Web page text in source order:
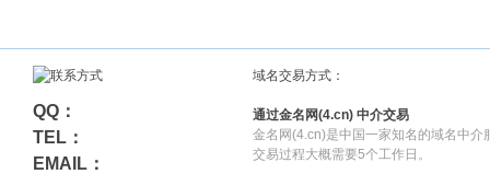
QQ：
TEL：
EMAIL：
域名交易方式：
通过金名网(4.cn) 中介交易
金名网(4.cn)是中国一家知名的域名中介
交易过程大概需要5个工作日。